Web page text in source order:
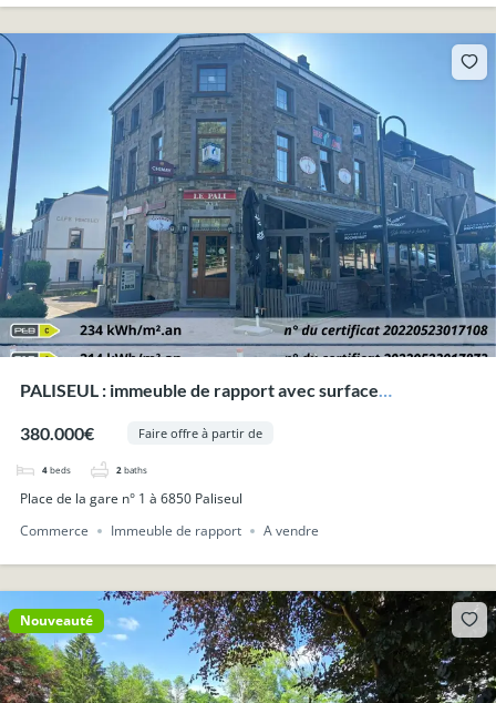
PALISEUL : immeuble de rapport avec surface
380.000€
Faire offre à partir de
4 beds 2 baths
Place de la gare n° 1 à 6850 Paliseul
Commerce
Immeuble de rapport A vendre
Nouveauté